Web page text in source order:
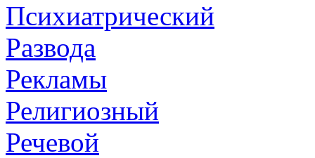
Психиатрический
Развода
Рекламы
Религиозный
Речевой